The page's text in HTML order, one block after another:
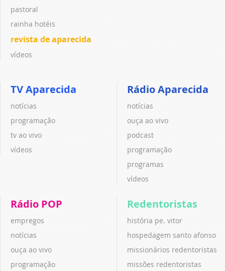
pastoral
rainha hotéis
revista de aparecida
vídeos
TV Aparecida
notícias
programação
tv ao vivo
vídeos
Rádio Aparecida
notícias
ouça ao vivo
podcast
programação
programas
vídeos
Rádio POP
empregos
notícias
ouça ao vivo
programação
Redentoristas
história pe. vitor
hospedagem santo afonso
missionários redentoristas
missões redentoristas